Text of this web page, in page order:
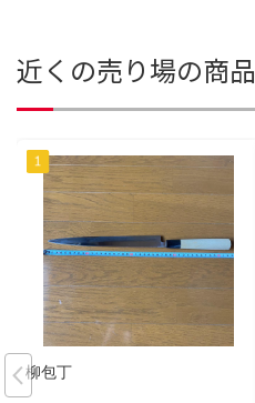
近くの売り場の商品
柳包丁